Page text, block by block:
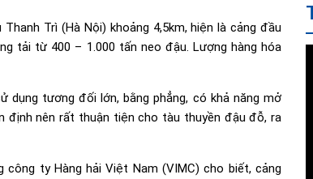
Trì (Hà Nội) khoảng 4,5km, hiện là cảng đầu
tải từ 400 – 1.000 tấn neo đậu. Lượng hàng hóa
dụng tương đối lớn, bằng phẳng, có khả năng mở
định nên rất thuận tiện cho tàu thuyền đậu đỗ, ra
công ty Hàng hải Việt Nam (VIMC) cho biết, cảng